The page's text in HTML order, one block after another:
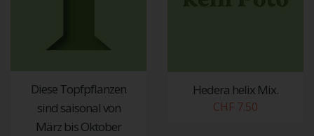
Diese Topfpflanzen
sind saisonal von
März bis Oktober
Hedera helix Mix.
CHF 7.50